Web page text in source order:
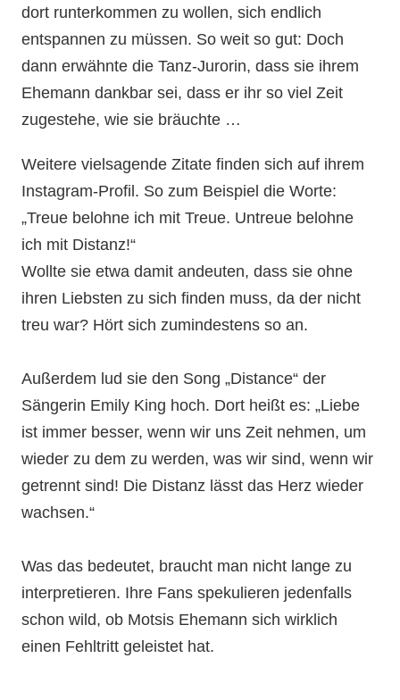
dort runterkommen zu wollen, sich endlich
entspannen zu müssen. So weit so gut: Doch
dann erwähnte die Tanz-Jurorin, dass sie ihrem
Ehemann dankbar sei, dass er ihr so viel Zeit
zugestehe, wie sie bräuchte …
Weitere vielsagende Zitate finden sich auf ihrem
Instagram-Profil. So zum Beispiel die Worte:
„Treue belohne ich mit Treue. Untreue belohne
ich mit Distanz!“
Wollte sie etwa damit andeuten, dass sie ohne
ihren Liebsten zu sich finden muss, da der nicht
treu war? Hört sich zumindestens so an.
Außerdem lud sie den Song „Distance“ der
Sängerin Emily King hoch. Dort heißt es: „Liebe
ist immer besser, wenn wir uns Zeit nehmen, um
wieder zu dem zu werden, was wir sind, wenn wir
getrennt sind! Die Distanz lässt das Herz wieder
wachsen.“
Was das bedeutet, braucht man nicht lange zu
interpretieren. Ihre Fans spekulieren jedenfalls
schon wild, ob Motsis Ehemann sich wirklich
einen Fehltritt geleistet hat.